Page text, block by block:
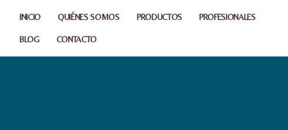
INICIO QUIÉNES SOMOS PRODUCTOS PROFESIONALES
BLOG CONTACTO